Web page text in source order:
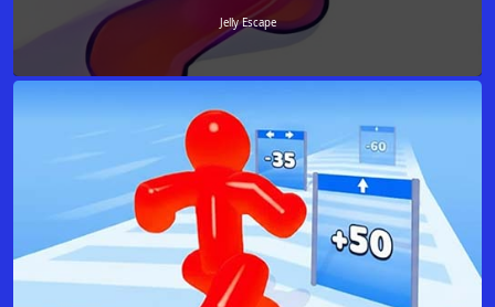
Jelly Escape